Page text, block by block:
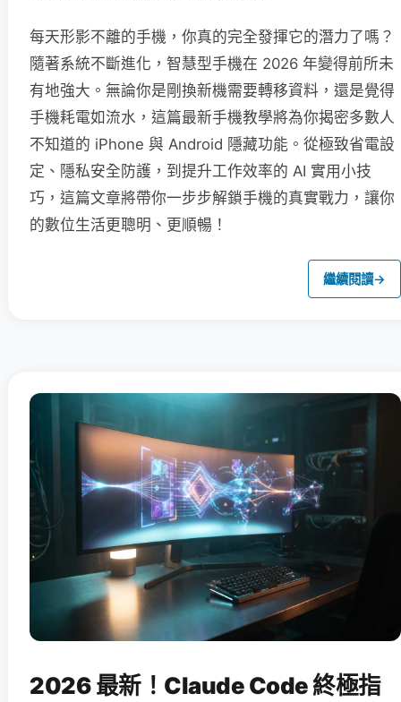
每天形影不離的手機，你真的完全發揮它的潛力了嗎？
隨著系統不斷進化，智慧型手機在 2026 年變得前所未
有地強大。無論你是剛換新機需要轉移資料，還是覺得
手機耗電如流水，這篇最新手機教學將為你揭密多數人
不知道的 iPhone 與 Android 隱藏功能。從極致省電設
定、隱私安全防護，到提升工作效率的 AI 實用小技
巧，這篇文章將帶你一步步解鎖手機的真實戰力，讓你
的數位生活更聰明、更順暢！
繼續閱讀→
2026 最新！Claude Code 終極指